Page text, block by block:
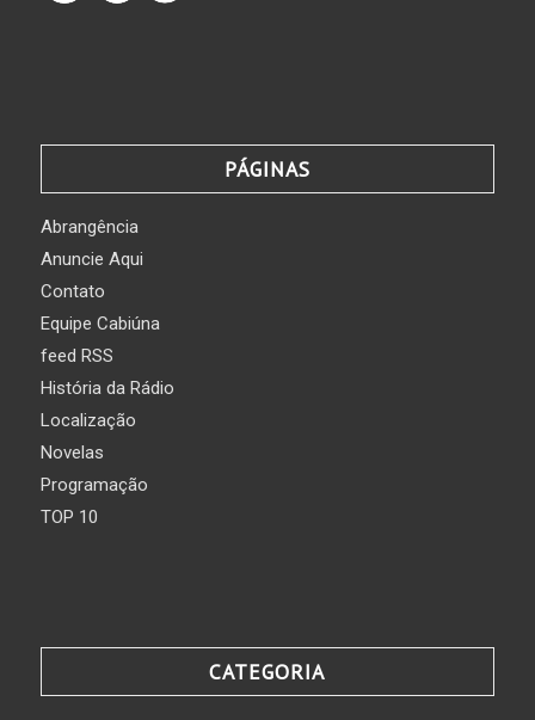
PÁGINAS
Abrangência
Anuncie Aqui
Contato
Equipe Cabiúna
feed RSS
História da Rádio
Localização
Novelas
Programação
TOP 10
CATEGORIA